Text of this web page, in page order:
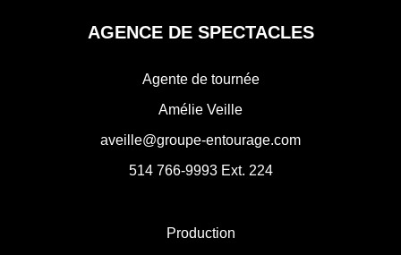
AGENCE DE SPECTACLES
Agente de tournée
Amélie Veille
aveille@groupe-entourage.com
514 766-9993Ext. 224
Production